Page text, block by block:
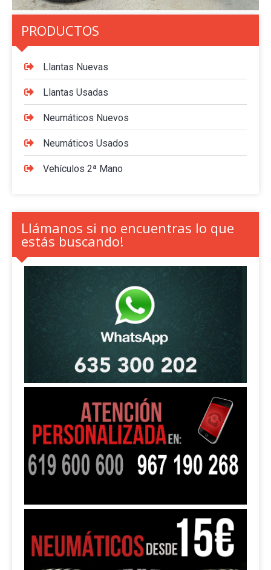
PRODUCTOS
Llantas Nuevas
Llantas Usadas
Neumáticos Nuevos
Neumáticos Usados
Vehículos 2ª Mano
Llámanos si no encuentras lo que
estás buscando!